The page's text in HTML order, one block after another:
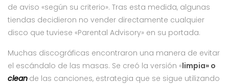
de aviso «según su criterio». Tras esta medida, algunas
tiendas decidieron no vender directamente cualquier
disco que tuviese «Parental Advisory» en su portada.
Muchas discográficas encontraron una manera de evitar
el escándalo de las masas. Se creó la versión «limpia» o
clean de las canciones, estrategia que se sigue utilizando